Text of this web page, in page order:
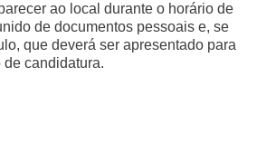
ao local durante o horário de
de documentos pessoais e, se
que deverá ser apresentado para
candidatura.